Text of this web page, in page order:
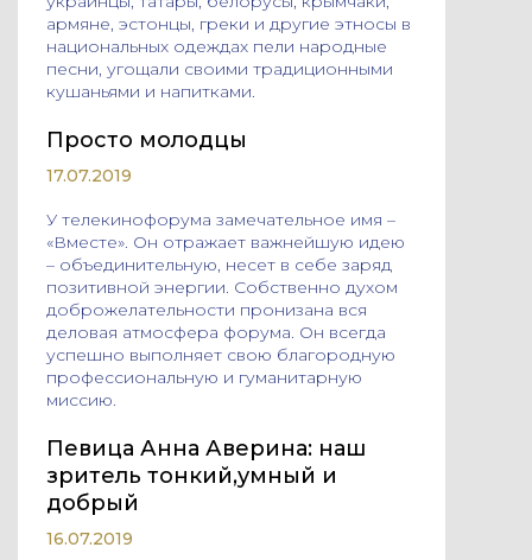
армяне, эстонцы, греки и другие этносы в
национальных одеждах пели народные
песни, угощали своими традиционными
кушаньями и напитками.
Просто молодцы
17.07.2019
У телекинофорума замечательное имя –
«Вместе». Он отражает важнейшую идею
– объединительную, несет в себе заряд
позитивной энергии. Собственно духом
доброжелательности пронизана вся
деловая атмосфера форума. Он всегда
успешно выполняет свою благородную
профессиональную и гуманитарную
миссию.
Певица Анна Аверина: наш
зритель тонкий,умный и
добрый
16.07.2019